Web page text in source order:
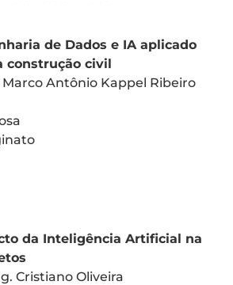
de Dados e IA aplicado
construção civil
Antônio Kappel Ribeiro
da Inteligência Artificial na
Cristiano Oliveira